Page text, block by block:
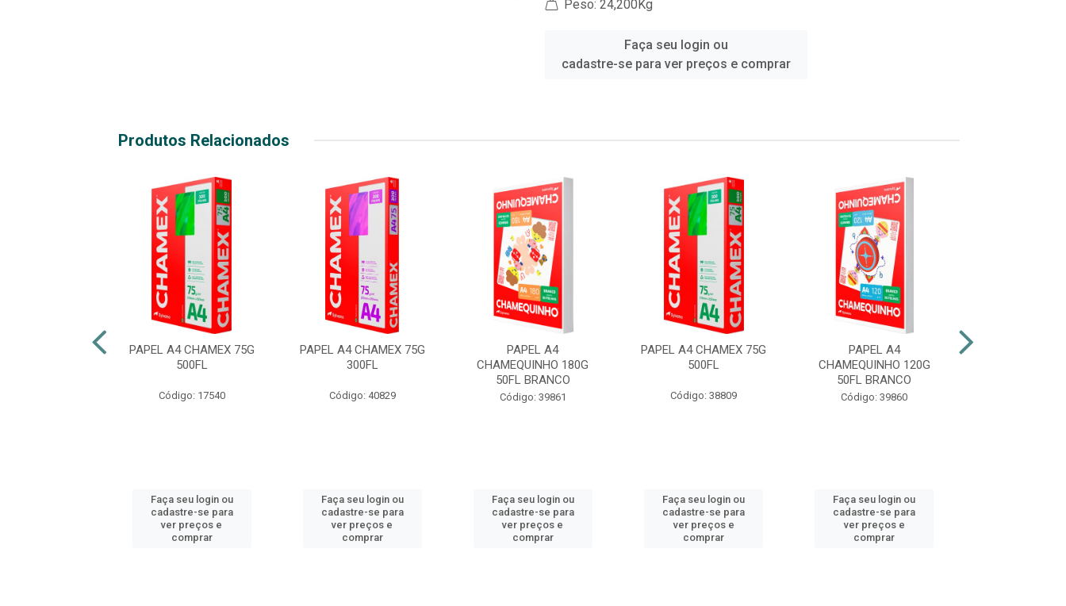
Peso: 24,200Kg
Faça seu login ou
cadastre-se para ver preços e comprar
Produtos Relacionados
PAPEL A4 CHAMEX 75G
500FL
Código: 17540
Faça seu login ou
cadastre-se para
ver preços e
comprar
PAPEL A4 CHAMEX 75G
300FL
Código: 40829
Faça seu login ou
cadastre-se para
ver preços e
comprar
PAPEL A4
CHAMEQUINHO 180G
50FL BRANCO
Código: 39861
Faça seu login ou
cadastre-se para
ver preços e
comprar
PAPEL A4 CHAMEX 75G
500FL
Código: 38809
Faça seu login ou
cadastre-se para
ver preços e
comprar
PAPEL A4
CHAMEQUINHO 120G
50FL BRANCO
Código: 39860
Faça seu login ou
cadastre-se para
ver preços e
comprar